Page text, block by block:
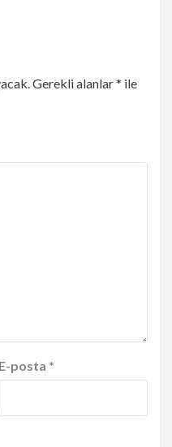
Gerekli alanlar* ile
E-posta *